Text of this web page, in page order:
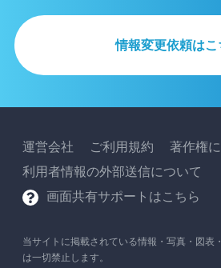
情報変更依頼はこ
運営会社 ご利用規約
著作権
利用者情報の外部送信について
画面共有サポートはこちら
当サイトに掲載されている情報・写真・図表
は一切禁止します。